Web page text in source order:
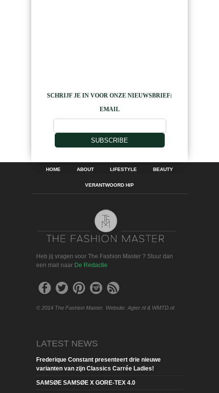
SCHRIJF JE IN VOOR ONZE NIEUWSBRIEF:
EMAIL
SUBSCRIBE
HOME ABOUT LIFESTYLE BEAUTY
VERANTWOORD HIP
Heb jij vragen voor The Fashion Master ? Stuur dan
een mail naar De Redactie
© 2014 The Fashion Master. Website: Agter.nl & WMTD.nl
LATEST NEWS
Frederique Constant presenteert drie nieuwe
varianten van zijn Classics Carrée Ladies!
SAMSØE SAMSØE X GORE-TEX 4.0